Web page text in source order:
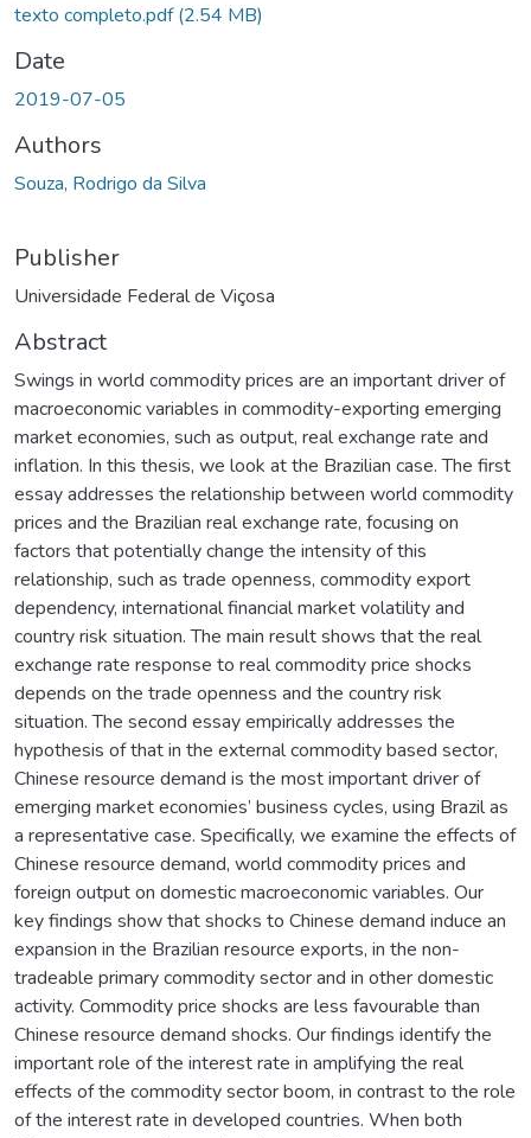
texto completo.pdf(2.54 MB)
Date
2019-07-05
Authors
Souza, Rodrigo da Silva
Publisher
Universidade Federal de Viçosa
Abstract
Swings in world commodity prices are an important driver of
macroeconomic variables in commodity-exporting emerging
market economies, such as output, real exchange rate and
inflation. In this thesis, we look at the Brazilian case. The first
essay addresses the relationship between world commodity
prices and the Brazilian real exchange rate, focusing on
factors that potentially change the intensity of this
relationship, such as trade openness, commodity export
dependency, international financial market volatility and
country risk situation. The main result shows that the real
exchange rate response to real commodity price shocks
depends on the trade openness and the country risk
situation. The second essay empirically addresses the
hypothesis of that in the external commodity based sector,
Chinese resource demand is the most important driver of
emerging market economies’ business cycles, using Brazil as
a representative case. Specifically, we examine the effects of
Chinese resource demand, world commodity prices and
foreign output on domestic macroeconomic variables. Our
key findings show that shocks to Chinese demand induce an
expansion in the Brazilian resource exports, in the non-
tradeable primary commodity sector and in other domestic
activity. Commodity price shocks are less favourable than
Chinese resource demand shocks. Our findings identify the
important role of the interest rate in amplifying the real
effects of the commodity sector boom, in contrast to the role
of the interest rate in developed countries. When both